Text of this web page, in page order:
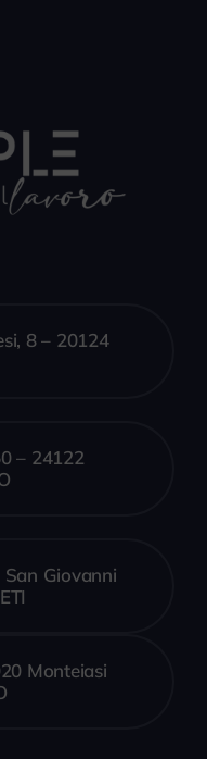
8 – 20124
– 24122
Giovanni
Monteiasi